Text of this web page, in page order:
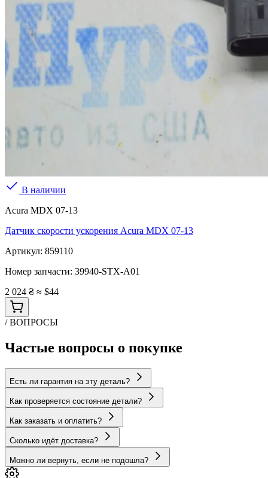
В наличии
Acura MDX 07-13
Датчик скорости ускорения Acura MDX 07-13
Артикул: 859110
Номер запчасти: 39940-STX-A01
2 024 ₴ ≈ $44
/ ВОПРОСЫ
Частые вопросы о покупке
Есть ли гарантия на эту деталь?
Как проверяется состояние детали?
Как заказать и оплатить?
Сколько идёт доставка?
Можно ли вернуть, если не подошла?